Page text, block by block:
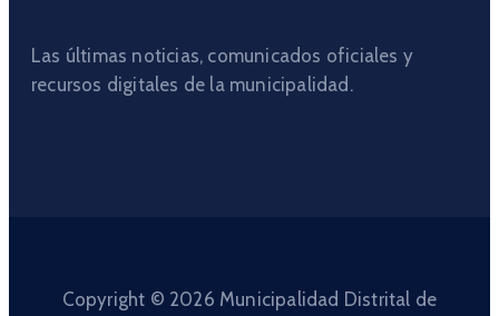
Las últimas noticias, comunicados oficiales y
recursos digitales de la municipalidad.
Copyright © 2026 Municipalidad Distrital de